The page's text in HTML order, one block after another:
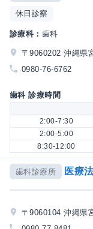
休日診察
診療科： 歯科
〒9060202 沖縄県
0980-76-6762
歯科 診療時間
2:00-7:30
2:00-5:00
8:30-12:00
歯科診療所 医療
〒9060104 沖縄県